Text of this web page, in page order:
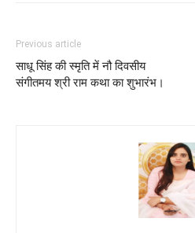
Previous article
साधू सिंह की स्मृति में नौ दिवसीय
संगीतमय श्री राम कथा का शुभारंभ।